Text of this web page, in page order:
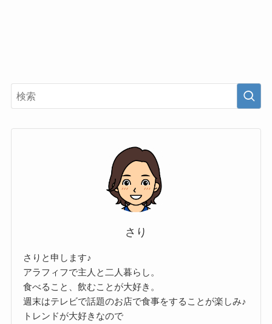
さり
さりと申します♪
アラフィフで主人と二人暮らし。
食べること、飲むことが大好き。
週末はテレビで話題のお店で食事をすることが楽しみ♪
トレンドが大好きなので